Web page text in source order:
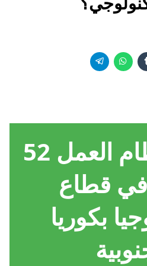
تحديات نظام العمل 52
قطاع
بكوريا